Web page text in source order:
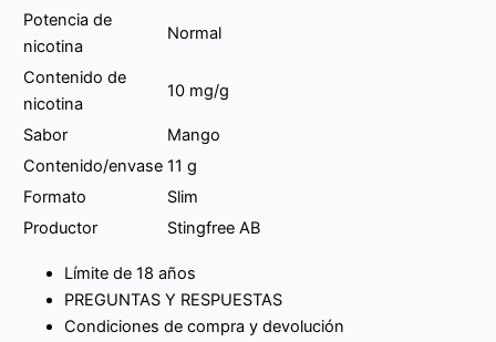
Potencia de
nicotina
Normal
Contenido de
nicotina
10 mg/g
Sabor
Mango
Contenido/envase 11 g
Formato
Slim
Productor
Stingfree AB
Límite de 18 años
PREGUNTAS Y RESPUESTAS
Condiciones de compra y devolución